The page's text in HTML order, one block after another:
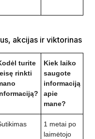
akcijas ir viktorinas
turite
rinkti
Kiek laiko
saugote
informaciją
apie
mane?
1 metai po
laimėtojo